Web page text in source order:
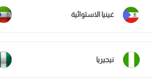
غينيا الاستوائية
نيجيريا